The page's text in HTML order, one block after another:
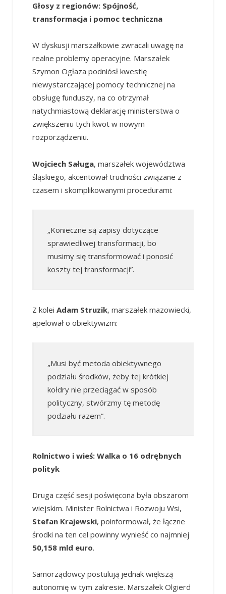
Głosy z regionów: Spójność,
transformacja i pomoc techniczna
W dyskusji marszałkowie zwracali uwagę na
realne problemy operacyjne. Marszałek
Szymon Ogłaza podniósł kwestię
niewystarczającej pomocy technicznej na
obsługę funduszy, na co otrzymał
natychmiastową deklarację ministerstwa o
zwiększeniu tych kwot w nowym
rozporządzeniu.
Wojciech Saługa, marszałek województwa
śląskiego, akcentował trudności związane z
czasem i skomplikowanymi procedurami:
„Konieczne są zapisy dotyczące
sprawiedliwej transformacji, bo
musimy się transformować i ponosić
koszty tej transformacji”.
Z kolei Adam Struzik, marszałek mazowiecki,
apelował o obiektywizm:
„Musi być metoda obiektywnego
podziału środków, żeby tej krótkiej
kołdry nie przeciągać w sposób
polityczny, stwórzmy tę metodę
podziału razem”.
Rolnictwo i wieś: Walka o 16 odrębnych
polityk
Druga część sesji poświęcona była obszarom
wiejskim. Minister Rolnictwa i Rozwoju Wsi,
Stefan Krajewski, poinformował, że łączne
środki na ten cel powinny wynieść co najmniej
50,158 mld euro.
Samorządowcy postulują jednak większą
autonomię w tym zakresie. Marszałek Olgierd